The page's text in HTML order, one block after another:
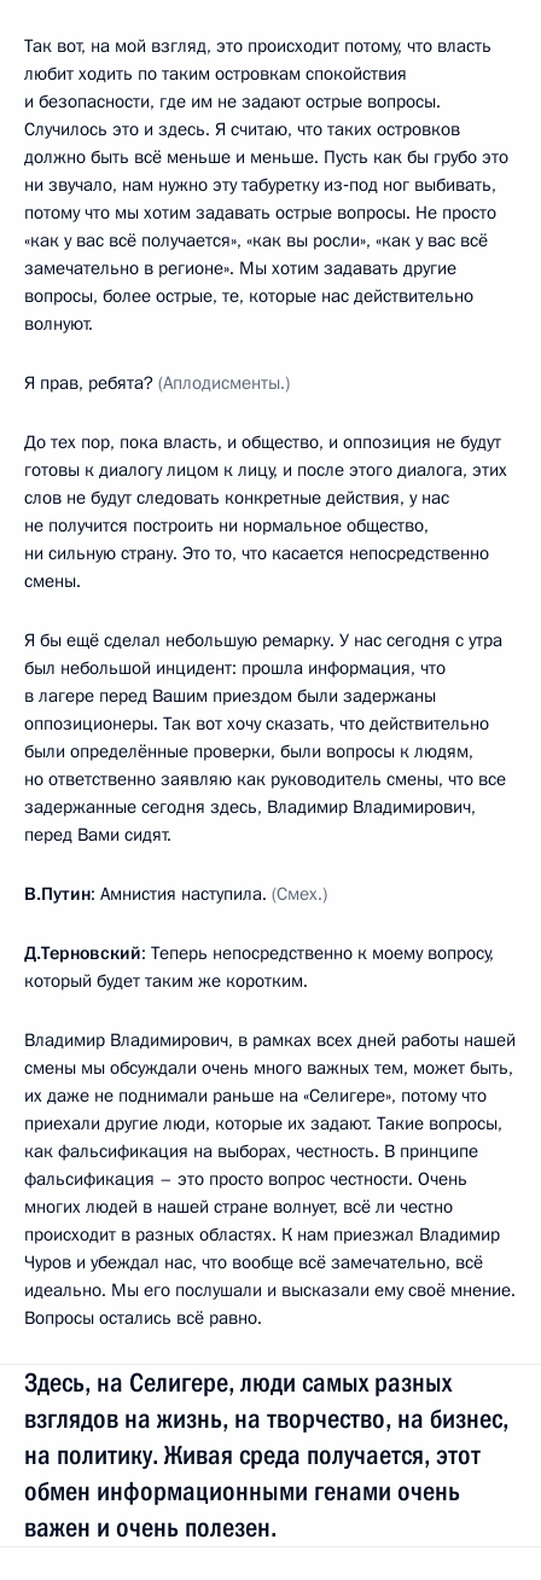
Так вот, на мой взгляд, это происходит потому, что власть
любит ходить по таким островкам спокойствия
и безопасности, где им не задают острые вопросы.
Случилось это и здесь. Я считаю, что таких островков
должно быть всё меньше и меньше. Пусть как бы грубо это
ни звучало, нам нужно эту табуретку из‑под ног выбивать,
потому что мы хотим задавать острые вопросы. Не просто
«как у вас всё получается», «как вы росли», «как у вас всё
замечательно в регионе». Мы хотим задавать другие
вопросы, более острые, те, которые нас действительно
волнуют.
Я прав, ребята? (Аплодисменты.)
До тех пор, пока власть, и общество, и оппозиция не будут
готовы к диалогу лицом к лицу, и после этого диалога, этих
слов не будут следовать конкретные действия, у нас
не получится построить ни нормальное общество,
ни сильную страну. Это то, что касается непосредственно
смены.
Я бы ещё сделал небольшую ремарку. У нас сегодня с утра
был небольшой инцидент: прошла информация, что
в лагере перед Вашим приездом были задержаны
оппозиционеры. Так вот хочу сказать, что действительно
были определённые проверки, были вопросы к людям,
но ответственно заявляю как руководитель смены, что все
задержанные сегодня здесь, Владимир Владимирович,
перед Вами сидят.
В.Путин: Амнистия наступила. (Смех.)
Д.Терновский: Теперь непосредственно к моему вопросу,
который будет таким же коротким.
Владимир Владимирович, в рамках всех дней работы нашей
смены мы обсуждали очень много важных тем, может быть,
их даже не поднимали раньше на «Селигере», потому что
приехали другие люди, которые их задают. Такие вопросы,
как фальсификация на выборах, честность. В принципе
фальсификация – это просто вопрос честности. Очень
многих людей в нашей стране волнует, всё ли честно
происходит в разных областях. К нам приезжал Владимир
Чуров и убеждал нас, что вообще всё замечательно, всё
идеально. Мы его послушали и высказали ему своё мнение.
Вопросы остались всё равно.
Здесь, на Селигере, люди самых разных
взглядов на жизнь, на творчество, на бизнес,
на политику. Живая среда получается, этот
обмен информационными генами очень
важен и очень полезен.